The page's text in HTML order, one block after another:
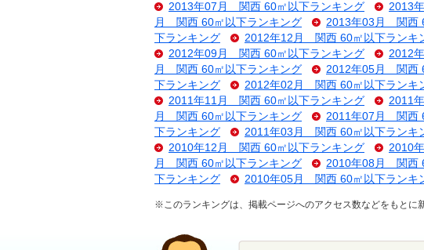
2013年07月 関西 60㎡以下ランキング
2013
月 関西 60㎡以下ランキング
2013年03月 関西
下ランキング
2012年12月 関西 60㎡以下ランキ
2012年09月 関西 60㎡以下ランキング
2012
月 関西 60㎡以下ランキング
2012年05月 関西
下ランキング
2012年02月 関西 60㎡以下ランキ
2011年11月 関西 60㎡以下ランキング
2011
月 関西 60㎡以下ランキング
2011年07月 関西
下ランキング
2011年03月 関西 60㎡以下ランキ
2010年12月 関西 60㎡以下ランキング
2010
月 関西 60㎡以下ランキング
2010年08月 関西
下ランキング
2010年05月 関西 60㎡以下ランキ
※このランキングは、掲載ページへのアクセス数などをもとに